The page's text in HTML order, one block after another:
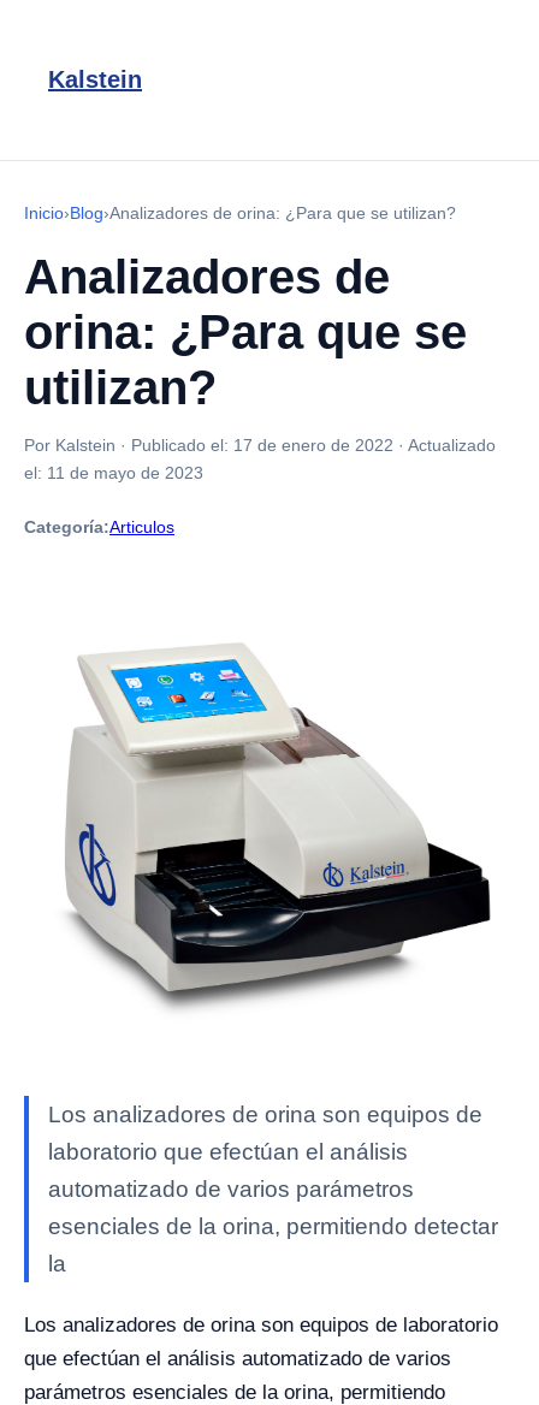
Kalstein
Inicio›Blog›Analizadores de orina: ¿Para que se utilizan?
Analizadores de
orina: ¿Para que se
utilizan?
Por Kalstein · Publicado el: 17 de enero de 2022 · Actualizado
el: 11 de mayo de 2023
Categoría:Articulos
Los analizadores de orina son equipos de
laboratorio que efectúan el análisis
automatizado de varios parámetros
esenciales de la orina, permitiendo detectar
la
Los analizadores de orina son equipos de laboratorio
que efectúan el análisis automatizado de varios
parámetros esenciales de la orina, permitiendo